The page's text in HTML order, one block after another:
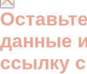
данные
ссылку